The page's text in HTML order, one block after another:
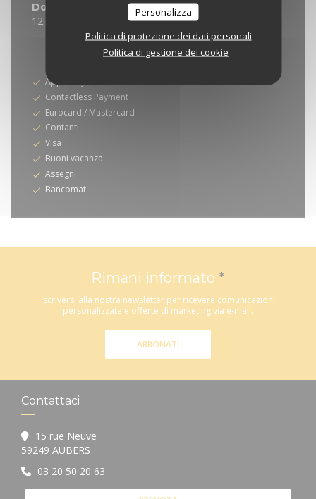
Personalizza
Politica di protezione dei dati personali
Politica di gestione dei cookie
Domenica
12:00 - 21:30
* Solo su prenotazione
Apple Pay
Contactless Payment
Eurocard / Mastercard
Contanti
Visa
Buoni vacanza
Assegni
Bancomat
Rimani informato *
Iscriversi alla nostra newsletter per ricevere comunicazioni
personalizzate e offerte di marketing via e-mail.
ABBONATI
Contattaci
15 rue Neuve
59249 AUBERS
03 20 50 20 63